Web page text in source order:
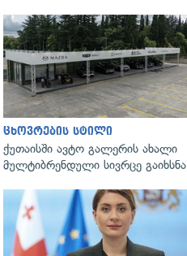
გადახედვა
ცხოვრების სტილი
ქუთაისში ავტო გალერის ახალი
მულტიბრენდული სივრცე გაიხსნა